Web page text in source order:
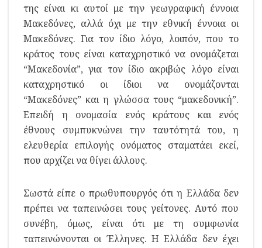
της είναι κι αυτοί με την γεωγραφική έννοια
Μακεδόνες, αλλά όχι με την εθνική έννοια οι
Μακεδόνες. Για τον ίδιο λόγο, λοιπόν, που το
κράτος τους είναι καταχρηστικό να ονομάζεται
“Μακεδονία”, για τον ίδιο ακριβώς λόγο είναι
καταχρηστικό οι ίδιοι να ονομάζονται
“Μακεδόνες” και η γλώσσα τους “μακεδονική”.
Επειδή η ονομασία ενός κράτους και ενός
έθνους συμπυκνώνει την ταυτότητά του, η
ελευθερία επιλογής ονόματος σταματάει εκεί,
που αρχίζει να θίγει άλλους.
Σωστά είπε ο πρωθυπουργός ότι η Ελλάδα δεν
πρέπει να ταπεινώσει τους γείτονες. Αυτό που
συνέβη, όμως, είναι ότι με τη συμφωνία
ταπεινώνονται οι Έλληνες. Η Ελλάδα δεν έχει